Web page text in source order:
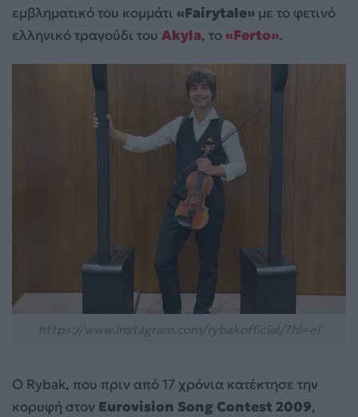
εμβληματικό του κομμάτι «Fairytale» με το φετινό
ελληνικό τραγούδι του Akyla, το«Ferto».
Ο Rybak, που πριν από 17 χρόνια κατέκτησε την
κορυφή στον Eurovision Song Contest 2009,